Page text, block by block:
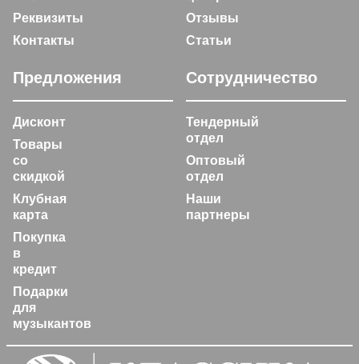
Реквизиты
Контакты
Отзывы
Статьи
Предложения
Дисконт
Товары
со
скидкой
Клубная
карта
Покупка
в
кредит
Подарки
для
музыкантов
Сотрудничество
Тендерный
отдел
Оптовый
отдел
Наши
партнеры